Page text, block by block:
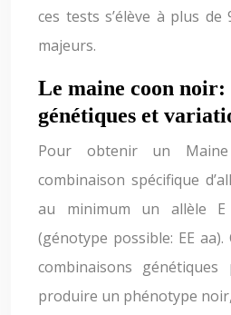
ces tests s’élève à plus
majeurs.
Le maine coon noir:
génétiques et
Pour obtenir un
combinaison spécifique
au minimum un allèle
(génotype possible: EE aa).
combinaisons génétiques
produire un phénotype noir,